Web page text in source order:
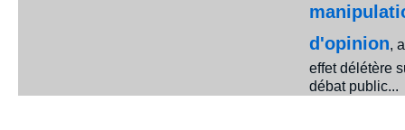
d'opinion,
effet délétère
débat public...